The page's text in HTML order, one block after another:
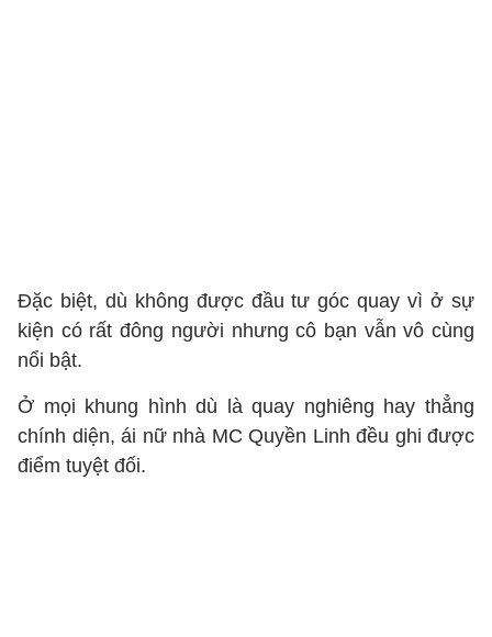
Đặc biệt, dù không được đầu tư góc quay vì ở sự
kiện có rất đông người nhưng cô bạn vẫn vô cùng
nổi bật.
Ở mọi khung hình dù là quay nghiêng hay thẳng
chính diện, ái nữ nhà MC Quyền Linh đều ghi được
điểm tuyệt đối.